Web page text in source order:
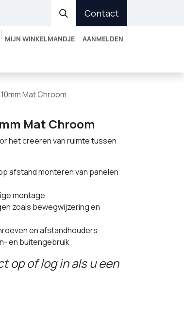
Contact
MIJN WINKELMANDJE AANMELDEN
Mat Chroom
Mat Chroom
het creëren van ruimte tussen
afstand monteren van panelen
montage
zoals bewegwijzering en
en afstandhouders
en buitengebruik
op of log in als u een